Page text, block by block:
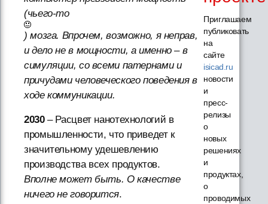
(чьего-то
) мозга. Впрочем, возможно, я неправ,
и дело не в мощности, а именно – в
симуляции, со всеми патернами и
причудами человеческого поведения в
ходе коммуникации.
2030– Расцвет нанотехнологий в
промышленности, что приведет к
значительному удешевлению
производства всех продуктов.
Вполне может быть. О качестве
ничего не говорится.
Приглашаем
публиковать
на
сайте
isicad.ru
новости
и
пресс-
релизы
о
новых
решениях
и
продуктах,
о
проводимых